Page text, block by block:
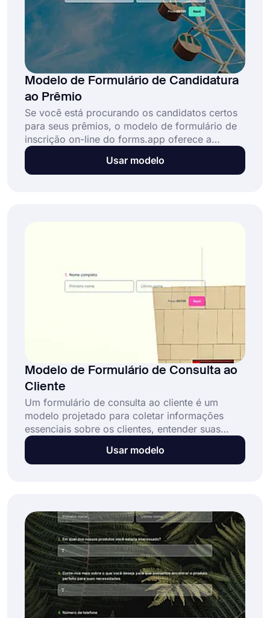
Modelo de Formulário de Candidatura
ao Prêmio
Se você está procurando os candidatos certos
para seus prêmios, o modelo de formulário de
inscrição on-line do forms.app oferece a
solução perfeita para você. Com um formulário
de inscrição para o prêmio, as pessoas podem
Usar modelo
Modelo de Formulário de Consulta ao
Cliente
Um formulário de consulta ao cliente é um
modelo projetado para coletar informações
essenciais sobre os clientes, entender suas
necessidades, preferências e agendar
consultas. Este formulário de consulta ao cliente
Usar modelo